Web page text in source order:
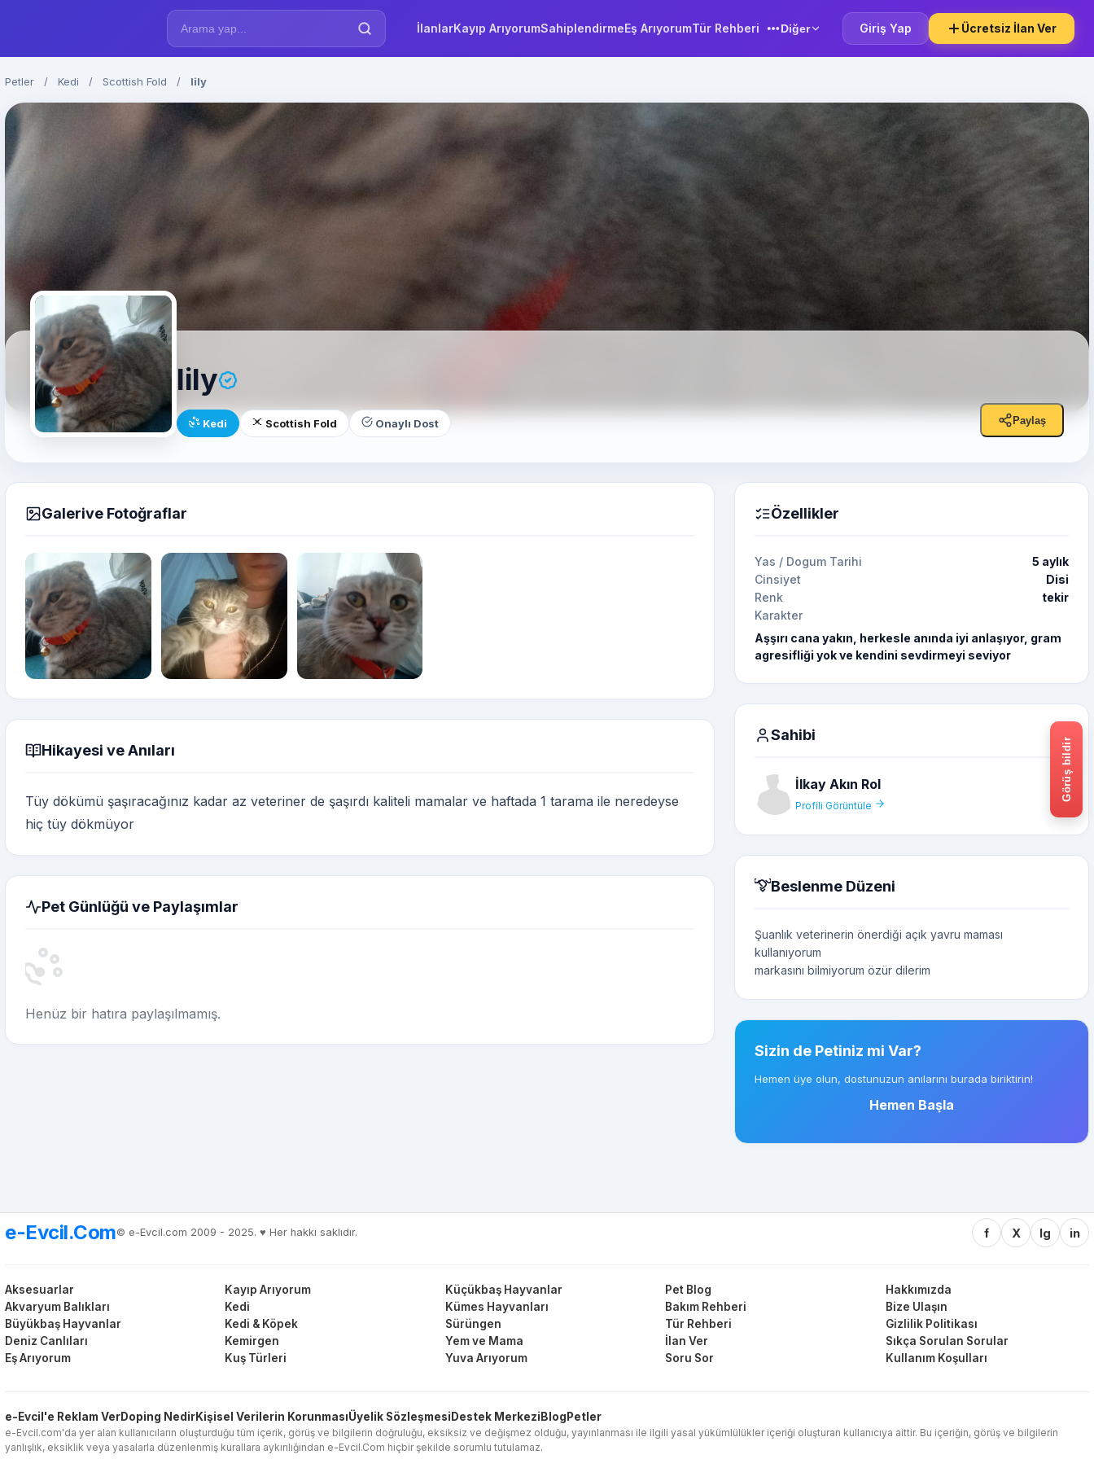
İlanlarKayıp ArıyorumSahiplendirmeEş ArıyorumTür Rehberi Diğer Giriş Yap Ücretsiz İlan Ver
Petler / Kedi / Scottish Fold / lily
lily
Kedi Scottish Fold Onaylı Dost Paylaş
Galerive Fotoğraflar
Hikayesi ve Anıları
Tüy dökümü şaşıracağınız kadar az veteriner de şaşırdı kaliteli mamalar ve haftada 1 tarama ile neredeyse
hiç tüy dökmüyor
Pet Günlüğü ve Paylaşımlar
Henüz bir hatıra paylaşılmamış.
Özellikler
Yas / Dogum Tarihi
5 aylık
Cinsiyet
Disi
Renk
tekir
Karakter
Aşşırı cana yakın, herkesle anında iyi anlaşıyor, gram
agresifliği yok ve kendini sevdirmeyi seviyor
Sahibi
İlkay Akın Rol
Profili Görüntüle
Beslenme Düzeni
Şuanlık veterinerin önerdiği açık yavru maması
kullanıyorum
markasını bilmiyorum özür dilerim
Sizin de Petiniz mi Var?
Hemen üye olun, dostunuzun anılarını burada biriktirin!
Hemen Başla
e-Evcil.Com© e-Evcil.com 2009 - 2025. ♥️ Her hakkı saklıdır. f X Ig in
Aksesuarlar
Akvaryum Balıkları
Büyükbaş Hayvanlar
Deniz Canlıları
Eş Arıyorum
Kayıp Arıyorum
Kedi
Kedi & Köpek
Kemirgen
Kuş Türleri
Küçükbaş Hayvanlar
Kümes Hayvanları
Sürüngen
Yem ve Mama
Yuva Arıyorum
Pet Blog
Bakım Rehberi
Tür Rehberi
İlan Ver
Soru Sor
Hakkımızda
Bize Ulaşın
Gizlilik Politikası
Sıkça Sorulan Sorular
Kullanım Koşulları
e-Evcil'e Reklam VerDoping NedirKişisel Verilerin KorunmasıÜyelik Sözleşmesi Destek Merkezi Blog Petler
e-Evcil.com'da yer alan kullanıcıların oluşturduğu tüm içerik, görüş ve bilgilerin doğruluğu, eksiksiz ve değişmez olduğu, yayınlanması ile ilgili yasal yükümlülükler içeriği oluşturan kullanıcıya aittir. Bu içeriğin, görüş ve bilgilerin
yanlışlık, eksiklik veya yasalarla düzenlenmiş kurallara aykırılığından e-Evcil.Com hiçbir şekilde sorumlu tutulamaz.
Görüş bildir